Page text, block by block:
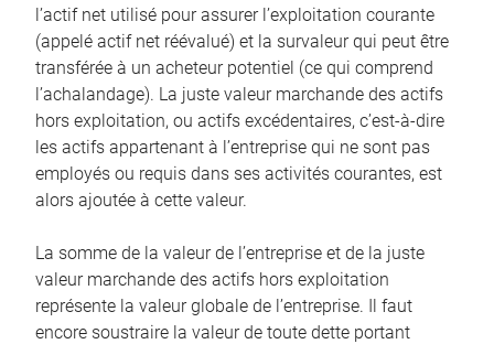
l’actif net utilisé pour assurer l’exploitation courante
(appelé actif net réévalué) et la survaleur qui peut être
transférée à un acheteur potentiel (ce qui comprend
l’achalandage). La juste valeur marchande des actifs
hors exploitation, ou actifs excédentaires, c’est-à-dire
les actifs appartenant à l’entreprise qui ne sont pas
employés ou requis dans ses activités courantes, est
alors ajoutée à cette valeur.
La somme de la valeur de l’entreprise et de la juste
valeur marchande des actifs hors exploitation
représente la valeur globale de l’entreprise. Il faut
encore soustraire la valeur de toute dette portant